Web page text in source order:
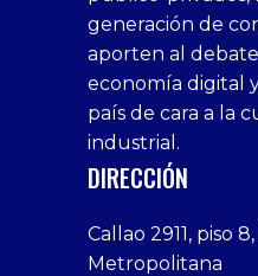
veren
siteler
1xbet
deneme
bonusu
veren
1xbet
giriş
tarafbet
giriş
bonusu
veren
siteler
webcam
Cumshots
Tits
Free
Amateur
Porn
Xxx
Indian
siteler
generación de
aporten al
economía digital
país de cara a la
industrial.
DIRECCIÓN
Callao 2911, piso
Metropolitana